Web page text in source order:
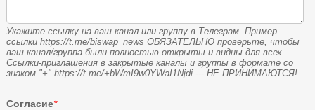
Укажите ссылку на ваш канал или группу в Телеграм. Пример
ссылки https://t.me/biswap_news ОБЯЗАТЕЛЬНО проверьте, чтобы
ваш канал/группа были полностью открыты и видны для всех.
Ссылки-приглашения в закрытые каналы и группы в формате со
знаком "+" https://t.me/+bWmI9w0YWaI1Njdi --- НЕ ПРИНИМАЮТСЯ!
Согласие*